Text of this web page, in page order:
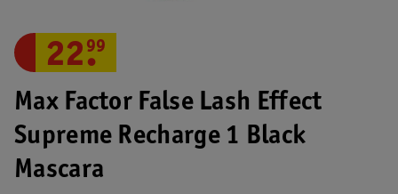
Max Factor False Lash Effect
Supreme Recharge 1 Black
Mascara
22.
99